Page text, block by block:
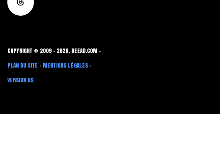
COPYRIGHT © 2009 - 2026, REEAD.COM -
PLAN DU SITE - MENTIONS LÉGALES -
VERSION US